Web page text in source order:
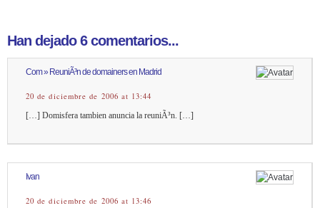
Han dejado 6 comentarios...
Com » ReuniÃ³n de domainers en Madrid
20 de diciembre de 2006 at 13:44
[…] Domisfera tambien anuncia la reuniÃ³n. […]
Ivan
20 de diciembre de 2006 at 13:46